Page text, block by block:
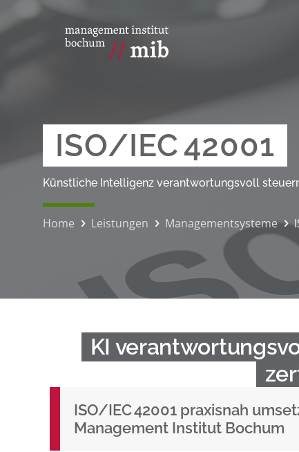
ISO/IEC 42001
Künstliche Intelligenz verantwortungsvoll
Home Leistungen Managementsysteme
KI
ISO/IEC 42001 praxisnah
Management Institut Bochum